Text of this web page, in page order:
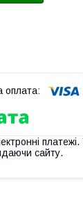
сайту.